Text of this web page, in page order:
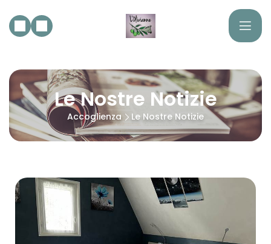
Le Nostre Notizie
Accoglienza Le Nostre Notizie